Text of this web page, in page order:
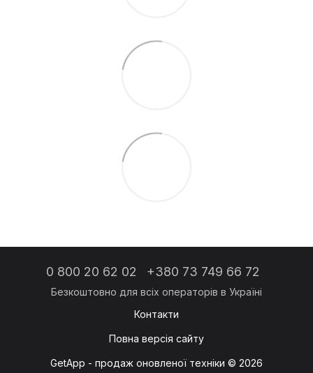
0 800 20 62 02 +380 73 749 66 72
Контакти
Повна версія сайту
GetApp - продаж оновленої техніки © 2026